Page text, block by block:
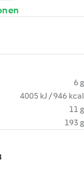
6 g
4005 kJ / 946 kcal
11 g
193 g